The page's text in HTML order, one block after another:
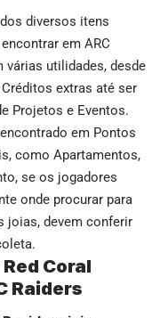
diversos itens
em ARC
várias utilidades, desde
extras até ser
Projetos e Eventos.
em Pontos
como Apartamentos,
se os jogadores
onde procurar para
joias, devem conferir
Coral
Raiders